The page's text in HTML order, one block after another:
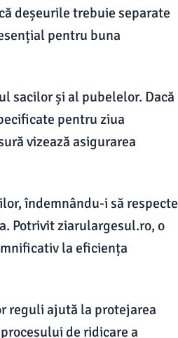
deșeurile trebuie separate
pentru buna
sacilor și al pubelelor. Dacă
pentru ziua
vizează asigurarea
îndemnându-i să respecte
Potrivit ziarulargesul.ro, o
la eficiența
reguli ajută la protejarea
de ridicare a